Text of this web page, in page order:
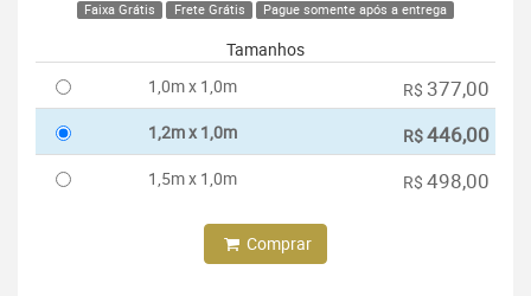
Faixa Grátis Frete Grátis Pague somente após a entrega
Tamanhos
1,0m x 1,0m
R$ 377,00
1,2m x 1,0m R$446,00
1,5m x 1,0m R$ 498,00
Comprar